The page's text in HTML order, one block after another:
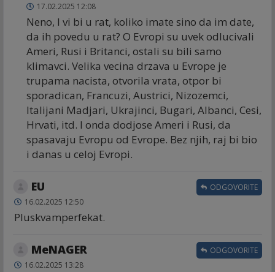
17.02.2025 12:08
Neno, I vi bi u rat, koliko imate sino da im date,
da ih povedu u rat? O Evropi su uvek odlucivali
Ameri, Rusi i Britanci, ostali su bili samo
klimavci. Velika vecina drzava u Evrope je
trupama nacista, otvorila vrata, otpor bi
sporadican, Francuzi, Austrici, Nizozemci,
Italijani Madjari, Ukrajinci, Bugari, Albanci, Cesi,
Hrvati, itd. I onda dodjose Ameri i Rusi, da
spasavaju Evropu od Evrope. Bez njih, raj bi bio
i danas u celoj Evropi.
EU
16.02.2025 12:50
Pluskvamperfekat.
ODGOVORITE
MeNAGER
16.02.2025 13:28
ODGOVORITE